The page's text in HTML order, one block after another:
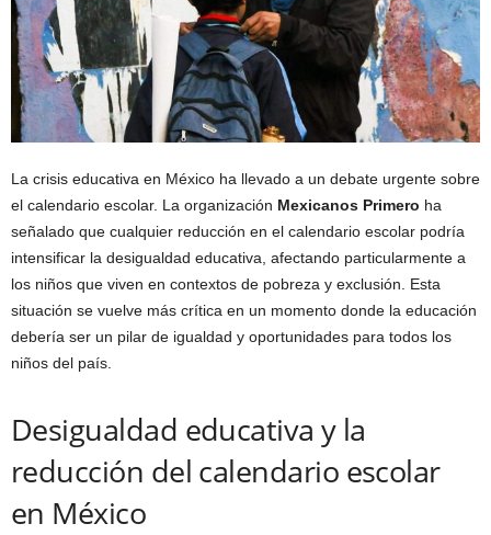
La crisis educativa en México ha llevado a un debate urgente sobre
el calendario escolar. La organización Mexicanos Primero ha
señalado que cualquier reducción en el calendario escolar podría
intensificar la desigualdad educativa, afectando particularmente a
los niños que viven en contextos de pobreza y exclusión. Esta
situación se vuelve más crítica en un momento donde la educación
debería ser un pilar de igualdad y oportunidades para todos los
niños del país.
Desigualdad educativa y la
reducción del calendario escolar
en México